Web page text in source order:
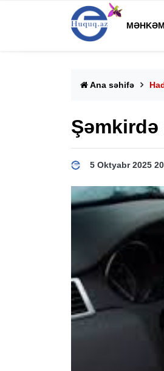
Ana səhifə
5 Oktyabr 2025